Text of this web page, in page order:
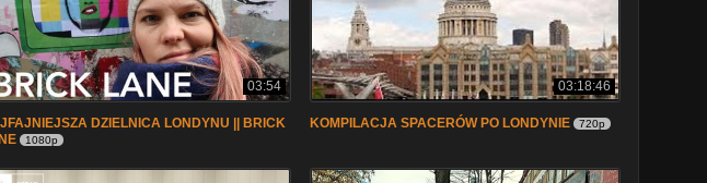
03:54
DZIELNICA LONDYNU || BRICK
1080p
03:18:46
KOMPILACJA SPACERÓW PO LONDYNIE 720p